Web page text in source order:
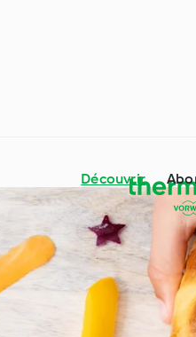
Découvrir
avec Cookidoo®